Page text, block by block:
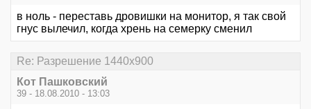
в ноль - переставь дровишки на монитор, я так свой
гнус вылечил, когда хрень на семерку сменил
Re: Разрешение 1440х900
Кот Пашковский
39 - 18.08.2010 - 13:03